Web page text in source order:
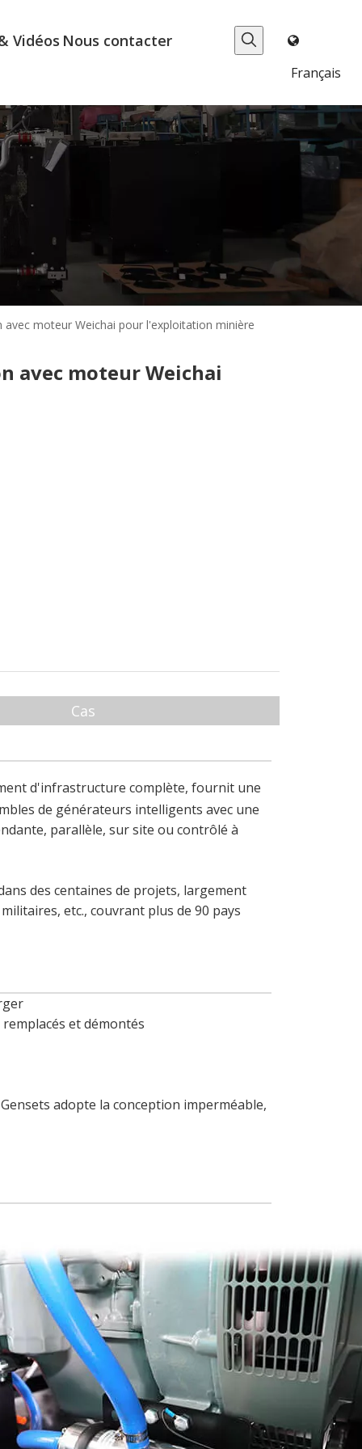
Vidéos Nous contacter
Français
avec moteur Weichai pour l'exploitation minière
avec moteur Weichai
Cas
d'infrastructure complète, fournit une
de générateurs intelligents avec une
parallèle, sur site ou contrôlé à
des centaines de projets, largement
etc., couvrant plus de 90 pays
et démontés
adopte la conception imperméable,